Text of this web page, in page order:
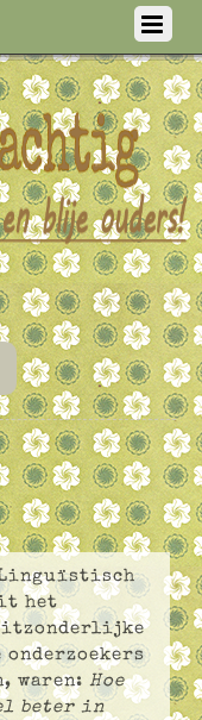
Instagram
Linguïstisch
het
uitzonderlijke
onderzoekers
waren:Hoe
beter in